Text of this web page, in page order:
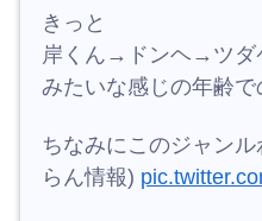
きっと
岸くん→ドンヘ→ツダ
みたいな感じの年齢で
ちなみにこのジャン
らん情報)